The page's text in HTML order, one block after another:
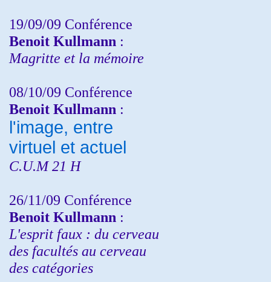
19/09/09 Conférence
Benoit Kullmann :
Magritte et la mémoire
08/10/09 Conférence
Benoit Kullmann :
l'image, entre
virtuel et actuel
C.U.M 21 H
26/11/09 Conférence
Benoit Kullmann :
L'esprit faux : du cerveau
des facultés au cerveau
des catégories